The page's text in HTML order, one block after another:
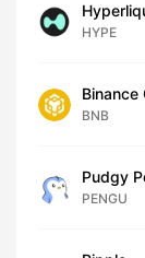
HYPE
Binance
BNB
Pudgy
PENGU